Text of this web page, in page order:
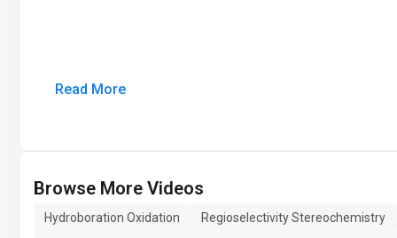
Read More
Browse More Videos
Hydroboration Oxidation
Regioselectivity Stereochemistry